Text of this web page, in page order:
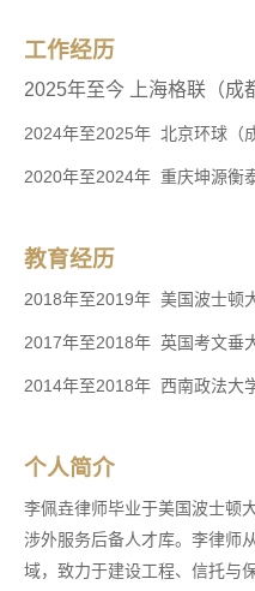
工作经历
2025年至今 上海格联（成
2024年至2025年 北京环球（
2020年至2024年 重庆坤源衡
教育经历
2018年至2019年 美国波士顿
2017年至2018年 英国考文垂
2014年至2018年 西南政法大
个人简介
李佩垚律师毕业于美国波士顿
涉外服务后备人才库。李律师
域，致力于建设工程、信托与